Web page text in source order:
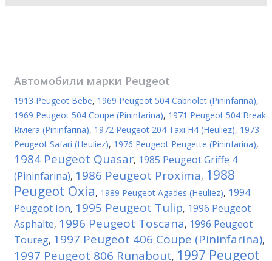
Автомобили марки Peugeot
1913 Peugeot Bebe, 1969 Peugeot 504 Cabriolet (Pininfarina),
1969 Peugeot 504 Coupe (Pininfarina), 1971 Peugeot 504 Break
Riviera (Pininfarina), 1972 Peugeot 204 Taxi H4 (Heuliez), 1973
Peugeot Safari (Heuliez), 1976 Peugeot Peugette (Pininfarina),
1984 Peugeot Quasar, 1985 Peugeot Griffe 4
(Pininfarina), 1986 Peugeot Proxima, 1988
Peugeot Oxia, 1989 Peugeot Agades (Heuliez), 1994
Peugeot Ion, 1995 Peugeot Tulip, 1996 Peugeot
Asphalte, 1996 Peugeot Toscana, 1996 Peugeot
Toureg, 1997 Peugeot 406 Coupe (Pininfarina),
1997 Peugeot 806 Runabout, 1997 Peugeot